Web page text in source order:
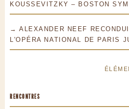
KOUSSEVITZKY – BOSTON
→ ALEXANDER NEEF
L'OPÉRA NATIONAL DE PARIS
RENCONTRES